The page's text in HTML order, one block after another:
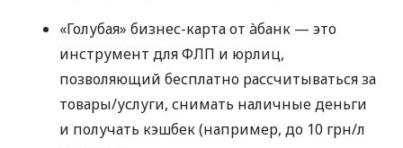
«Голубая» бизнес-карта от àбанк — это
инструмент для ФЛП и юрлиц,
позволяющий бесплатно рассчитываться за
товары/услуги, снимать наличные деньги
и получать кэшбек (например, до 10 грн/л